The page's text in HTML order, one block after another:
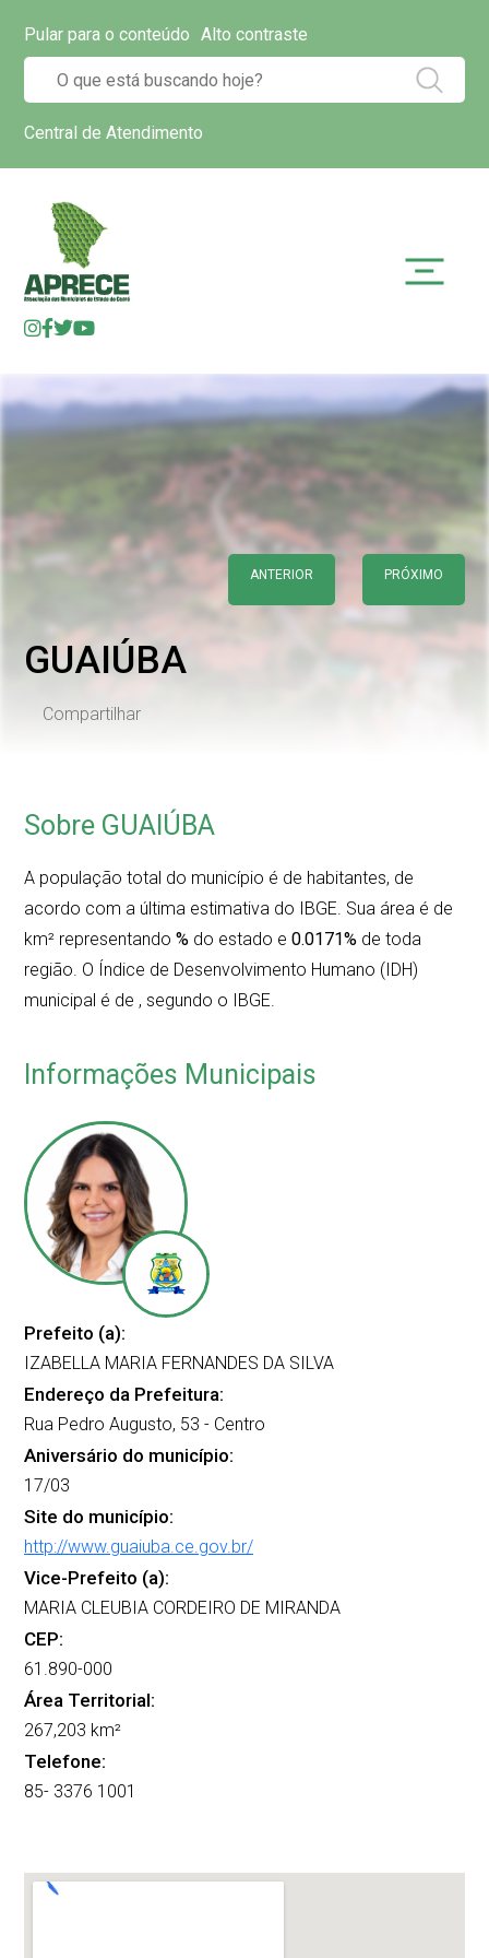
Pular para o conteúdo Alto contraste
Central de Atendimento
ANTERIOR PRÓXIMO
GUAIÚBA
Compartilhar
Sobre GUAIÚBA
A população total do município é de habitantes, de
acordo com a última estimativa do IBGE. Sua área é de
km² representando % do estado e 0.0171% de toda
região. O Índice de Desenvolvimento Humano (IDH)
municipal é de , segundo o IBGE.
Informações Municipais
Prefeito (a):
IZABELLA MARIA FERNANDES DA SILVA
Endereço da Prefeitura:
Rua Pedro Augusto, 53 - Centro
Aniversário do município:
17/03
Site do município:
http://www.guaiuba.ce.gov.br/
Vice-Prefeito (a):
MARIA CLEUBIA CORDEIRO DE MIRANDA
CEP:
61.890-000
Área Territorial:
267,203 km²
Telefone:
85- 3376 1001